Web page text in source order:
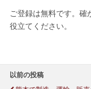
ご登録は無料です。
役立てください。
以前の投稿